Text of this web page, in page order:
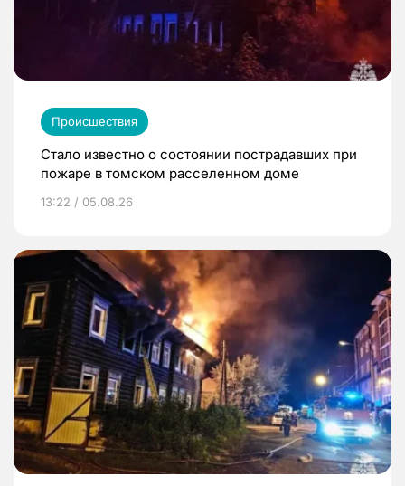
Происшествия
Стало известно о состоянии пострадавших при
пожаре в томском расселенном доме
13:22 / 05.08.26